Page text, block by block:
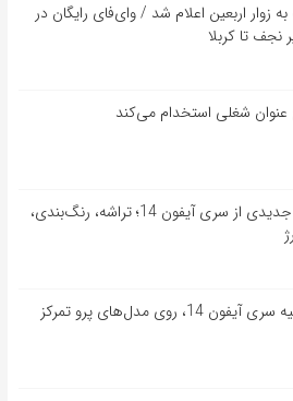
زوار اربعین اعلام شد / وای‌فای رایگان در
عنوان شغلی استخدام می‌کند
افشای جزئیات جدیدی از سری آیفون 14؛ تراشه، رنگ‌بندی،
اپل در تولید اولیه سری آیفون 14، روی مدل‌های پرو تمرکز